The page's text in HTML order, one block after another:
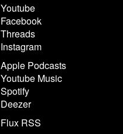
Youtube
Facebook
Threads
Instagram
Apple Podcasts
Youtube Music
Spotify
Deezer
Flux RSS